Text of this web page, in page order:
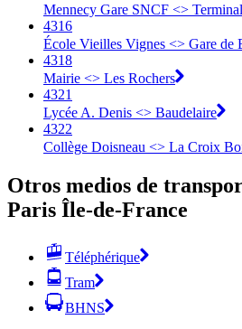
Mennecy Gare SNCF <>
4316
École Vieilles Vignes <> Gare de
4318
Mairie <> Les Rochers
4321
Lycée A. Denis <> Baudelaire
4322
Collège Doisneau <> La Croix
Otros medios de
Paris Île-de-France
Téléphérique
Tram
BHNS